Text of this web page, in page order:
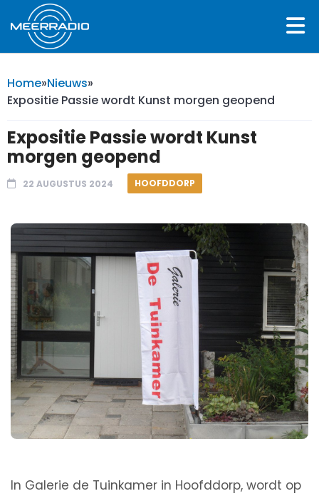
Home»Nieuws»
Expositie Passie wordt Kunst morgen geopend
Expositie Passie wordt Kunst
morgen geopend
22 AUGUSTUS 2024 HOOFDDORP
In Galerie de Tuinkamer in Hoofddorp, wordt op